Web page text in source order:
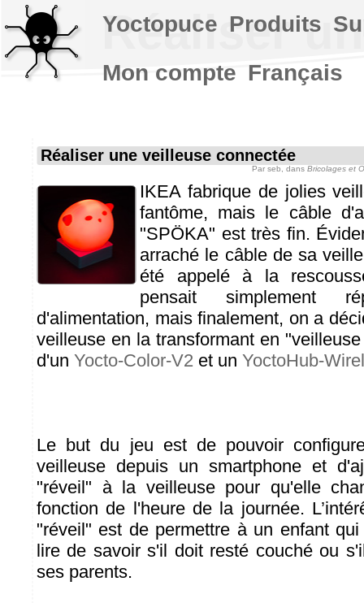
Réaliser
Réaliser une veilleuse connectée
Par seb , dans Bricolages et
IKEA fabrique de jolies
fantôme, mais le câble
"SPÖKA" est très fin.
arraché le câble de sa
été appelé à la
pensait simplement
d'alimentation, mais finalement, on a
veilleuse en la transformant en
d'un Yocto-Color-V2 et un YoctoHub-
Le but du jeu est de pouvoir
veilleuse depuis un smartphone et
"réveil" à la veilleuse pour qu'elle
fonction de l'heure de la journée.
"réveil" est de permettre à un enfant
lire de savoir s'il doit resté couché ou
ses parents.
Yoctopuce Produits
Mon compte Français